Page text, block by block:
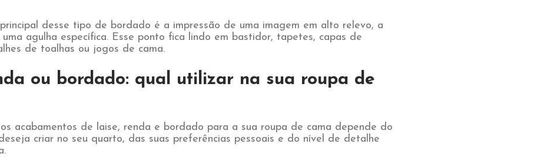
desse tipo de bordado é a impressão de uma imagem em alto relevo, a
agulha específica. Esse ponto fica lindo em bastidor, tapetes, capas de
de toalhas ou jogos de cama.
ou bordado: qual utilizar na sua roupa de
acabamentos de laise, renda e bordado para a sua roupa de cama depende do
criar no seu quarto, das suas preferências pessoais e do nível de detalhe